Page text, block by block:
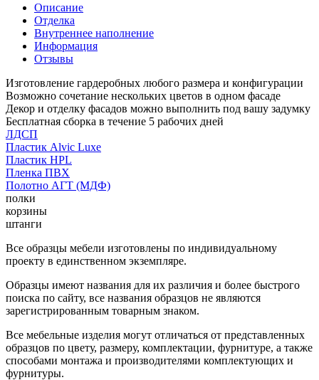
Описание
Отделка
Внутреннее наполнение
Информация
Отзывы
Изготовление гардеробных любого размера и конфигурации
Возможно сочетание нескольких цветов в одном фасаде
Декор и отделку фасадов можно выполнить под вашу задумку
Бесплатная сборка в течение 5 рабочих дней
ЛДСП
Пластик Alvic Luxe
Пластик HPL
Пленка ПВХ
Полотно АГТ (МДФ)
полки
корзины
штанги
Все образцы мебели изготовлены по индивидуальному
проекту в единственном экземпляре.
Образцы имеют названия для их различия и более быстрого
поиска по сайту, все названия образцов не являются
зарегистрированным товарным знаком.
Все мебельные изделия могут отличаться от представленных
образцов по цвету, размеру, комплектации, фурнитуре, а также
способами монтажа и производителями комплектующих и
фурнитуры.